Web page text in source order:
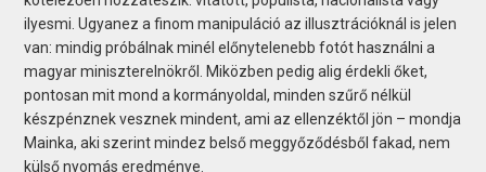
ilyesmi. Ugyanez a finom manipuláció az illusztrációknál is jelen
van: mindig próbálnak minél előnytelenebb fotót használni a
magyar miniszterelnökről. Miközben pedig alig érdekli őket,
pontosan mit mond a kormányoldal, minden szűrő nélkül
készpénznek vesznek mindent, ami az ellenzéktől jön – mondja
Mainka, aki szerint mindez belső meggyőződésből fakad, nem
külső nyomás eredménye.